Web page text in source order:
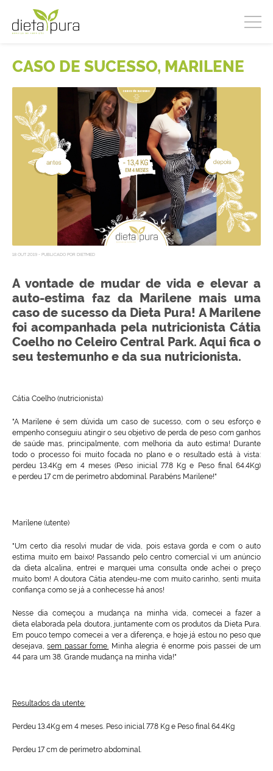
CASO DE SUCESSO, MARILENE
18 OUT 2019 - PUBLICADO POR DIETMED
A vontade de mudar de vida e elevar a
auto-estima faz da Marilene mais uma
caso de sucesso da Dieta Pura! A Marilene
foi acompanhada pela nutricionista Cátia
Coelho no Celeiro Central Park. Aqui fica o
seu testemunho e da sua nutricionista.
Cátia Coelho (nutricionista)
"A Marilene é sem dúvida um caso de sucesso, com o seu esforço e
empenho conseguiu atingir o seu objetivo de perda de peso com ganhos
de saúde mas, principalmente, com melhoria da auto estima! Durante
todo o processo foi muito focada no plano e o resultado está à vista:
perdeu 13.4Kg em 4 meses (Peso inicial 77.8 Kg e Peso final 64.4Kg)
e perdeu 17 cm de perímetro abdominal. Parabéns Marilene!"
Marilene (utente)
"Um certo dia resolvi mudar de vida, pois estava gorda e com o auto
estima muito em baixo! Passando pelo centro comercial vi um anúncio
da dieta alcalina, entrei e marquei uma consulta onde achei o preço
muito bom! A doutora Cátia atendeu-me com muito carinho, senti muita
confiança como se já a conhecesse há anos!
Nesse dia começou a mudança na minha vida, comecei a fazer a
dieta elaborada pela doutora, juntamente com os produtos da Dieta Pura.
Em pouco tempo comecei a ver a diferença, e hoje já estou no peso que
desejava,sem passar fome. Minha alegria é enorme pois passei de um
44 para um 38. Grande mudança na minha vida!"
Resultados da utente:
Perdeu 13.4Kg em 4 meses. Peso inicial 77.8 Kg e Peso final 64.4Kg
Perdeu 17 cm de perímetro abdominal.